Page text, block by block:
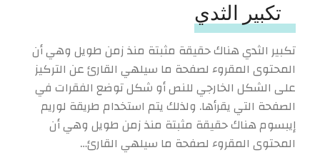
تكبير الثدي
تكبير الثدي هناك حقيقة مثبتة منذ زمن طويل وهي أن
المحتوى المقروء لصفحة ما سيلهي القارئ عن التركيز
على الشكل الخارجي للنص أو شكل توضع الفقرات في
الصفحة التي يقرأها. ولذلك يتم استخدام طريقة لوريم
إيبسوم هناك حقيقة مثبتة منذ زمن طويل وهي أن
المحتوى المقروء لصفحة ما سيلهي القارئ…